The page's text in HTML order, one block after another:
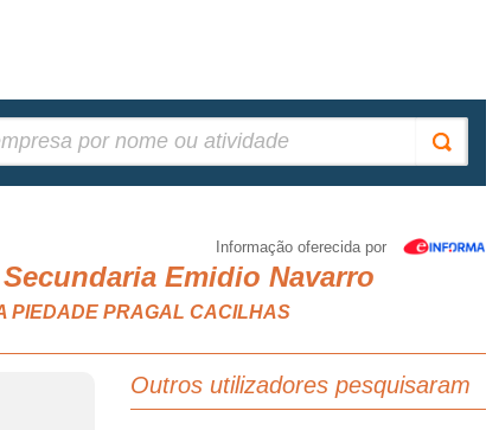
Informação oferecida por
Emidio Navarro
PIEDADE PRAGAL CACILHAS
Outros utilizadores pesquisaram